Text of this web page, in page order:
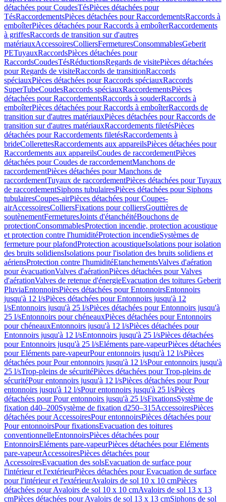
détachées pour CoudesTésPièces détachées pour
TésRaccordementsPièces détachées pour RaccordementsRaccords à
emboîterPièces détachées pour Raccords à emboîterRaccordements
à griffesRaccords de transition sur d'autres
matériauxAccessoiresColliersFermeturesConsommablesGeberit
PETuyauxRaccordsPièces détachées pour
RaccordsCoudesTésRéductionsRegards de visitePièces détachées
pour Regards de visiteRaccords de transitionRaccords
spéciauxPièces détachées pour Raccords spéciauxRaccords
SuperTubeCoudesRaccords spéciauxRaccordementsPièces
détachées pour RaccordementsRaccords à souderRaccords à
emboîterPièces détachées pour Raccords à emboîterRaccords de
transition sur d'autres matériauxPièces détachées pour Raccords de
transition sur d'autres matériauxRaccordements filetésPièces
détachées pour Raccordements filetésRaccordements à
brideCollerettesRaccordements aux appareilsPièces détachées pour
Raccordements aux appareilsCoudes de raccordementPièces
détachées pour Coudes de raccordementManchons de
raccordementPièces détachées pour Manchons de
raccordementTuyaux de raccordementPièces détachées pour Tuyaux
de raccordementSiphons tubulairesPièces détachées pour Siphons
tubulairesCoupes-airPièces détachées pour Coupes-
airAccessoiresColliersFixations pour colliersGouttières de
soutènementFermeturesJoints d'étanchéitéBouchons de
protectionConsommablesProtection incendie, protection acoustique
et protection contre l'humiditéProtection incendieSystèmes de
fermeture pour plafondProtection acoustiqueIsolations pour isolation
des bruits solidiensIsolations pour l'isolation des bruits solidiens et
aériensProtection contre l'humiditéEtanchementsValves d'aération
pour évacuationValves d'aérationPièces détachées pour Valves
d'aérationValves de retenue d'énergieEvacuation des toitures Geberit
PluviaEntonnoirsPièces détachées pour EntonnoirsEntonnoirs
jusqu'à 12 l/sPièces détachées pour Entonnoirs jusqu'à 12
l/sEntonnoirs jusqu'à 25 l/sPièces détachées pour Entonnoirs jusqu'à
25 l/sEntonnoirs pour chéneauxPièces détachées pour Entonnoirs
pour chéneauxEntonnoirs jusqu'à 12 l/sPièces détachées pour
Entonnoirs jusqu'à 12 l/sEntonnoirs jusqu'à 25 l/sPièces détachées
pour Entonnoirs jusqu'à 25 l/sEléments pare-vapeurPièces détachées
pour Eléments pare-vapeurPour entonnoirs jusqu'à 12 l/sPièces
détachées pour Pour entonnoirs jusqu'à 12 l/sPour entonnoirs jusqu'à
25 l/sTrop-pleins de sécuritéPièces détachées pour Trop-pleins de
sécuritéPour entonnoirs jusqu'à 12 l/sPièces détachées pour Pour
entonnoirs jusqu'à 12 l/sPour entonnoirs jusqu'à 25 l/sPièces
détachées pour Pour entonnoirs jusqu'à 25 l/sFixationsSystème de
fixation d40–200Système de fixation d250–315AccessoiresPièces
détachées pour AccessoiresPour entonnoirsPièces détachées pour
Pour entonnoirsPour fixationsEvacuation des toitures
conventionnelleEntonnoirsPièces détachées pour
EntonnoirsEléments pare-vapeurPièces détachées pour Eléments
pare-vapeurAccessoiresPièces détachées pour
AccessoiresEvacuation des solsEvacuation de surface pour
l'intérieur et l'extérieurPièces détachées pour Evacuation de surface
pour l'intérieur et l'extérieurAvaloirs de sol 10 x 10 cmPièces
détachées pour Avaloirs de sol 10 x 10 cmAvaloirs de sol 13 x 13
cmPièces détachées pour Avaloirs de sol 13 x 13 cmSiphons de sol